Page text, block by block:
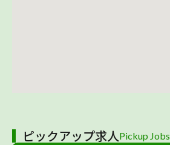
ピックアップ求人Pickup Jobs